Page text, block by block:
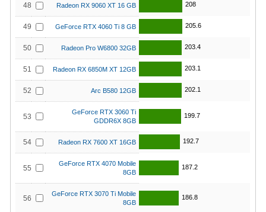
48 Radeon RX 9060 XT 16 GB 208
49 GeForce RTX 4060 Ti 8 GB 205.6
50 Radeon Pro W6800 32GB 203.4
51 Radeon RX 6850M XT 12GB 203.1
52 Arc B580 12GB 202.1
53
GeForce RTX 3060 Ti
GDDR6X 8GB
199.7
54 Radeon RX 7600 XT 16GB 192.7
55
GeForce RTX 4070 Mobile
8GB
187.2
56
GeForce RTX 3070 Ti Mobile
8GB
186.8